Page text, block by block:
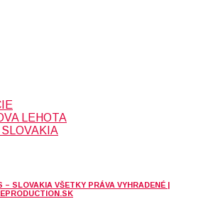
LEHOTA
SLOVAKIA VŠETKY PRÁVA VYHRADENÉ |